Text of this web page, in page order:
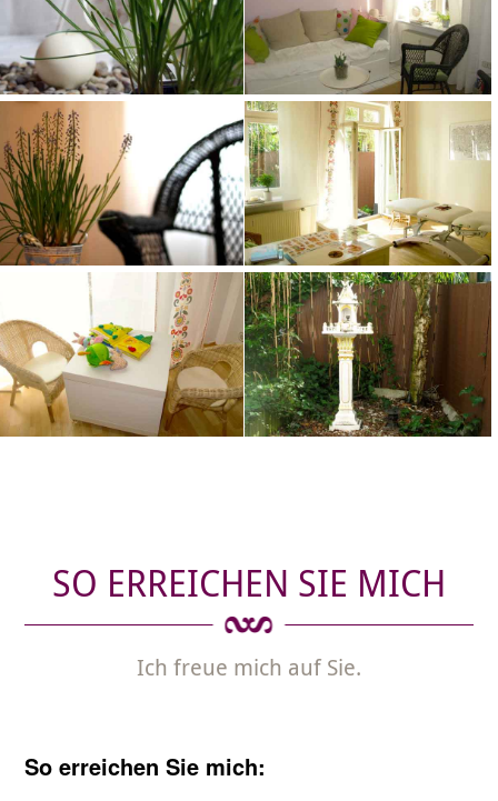
SO ERREICHEN SIE MICH
Ich freue mich auf Sie.
So erreichen Sie mich: